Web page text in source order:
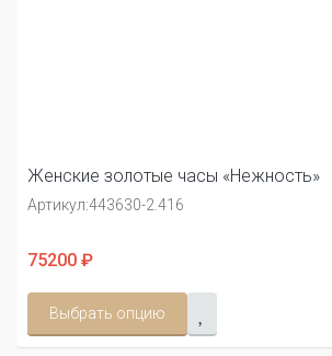
Женские золотые часы «Нежность»
Артикул:443630-2.416
75200 ₽
Выбрать опцию